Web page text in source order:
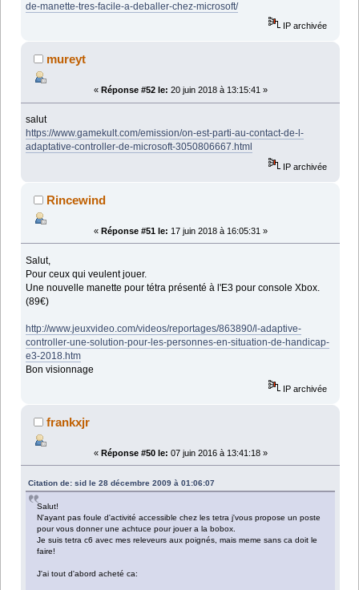
de-manette-tres-facile-a-deballer-chez-microsoft/
IP archivée
mureyt
« Réponse #52 le: 20 juin 2018 à 13:15:41 »
salut
https://www.gamekult.com/emission/on-est-parti-au-contact-de-l-
adaptative-controller-de-microsoft-3050806667.html
IP archivée
Rincewind
« Réponse #51 le: 17 juin 2018 à 16:05:31 »
Salut,
Pour ceux qui veulent jouer.
Une nouvelle manette pour tétra présenté à l'E3 pour console Xbox.
(89€)
http://www.jeuxvideo.com/videos/reportages/863890/l-adaptive-
controller-une-solution-pour-les-personnes-en-situation-de-handicap-
e3-2018.htm
Bon visionnage
IP archivée
frankxjr
« Réponse #50 le: 07 juin 2016 à 13:41:18 »
Citation de: sid le 28 décembre 2009 à 01:06:07
Salut!
N'ayant pas foule d'activité accessible chez les tetra j'vous propose un poste
pour vous donner une achtuce pour jouer a la bobox.
Je suis tetra c6 avec mes releveurs aux poignés, mais meme sans ca doit le
faire!
J'ai tout d'abord acheté ca: